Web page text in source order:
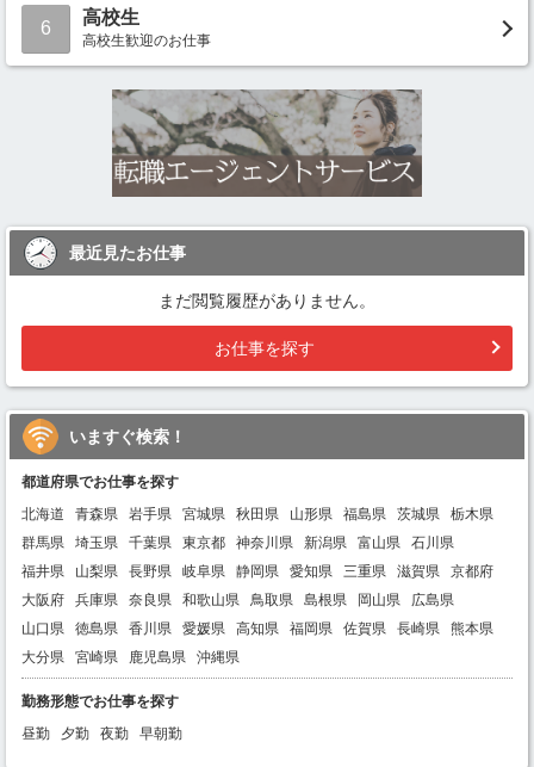
6
高校生
高校生歓迎のお仕事
最近見たお仕事
まだ閲覧履歴がありません。
お仕事を探す
いますぐ検索！
都道府県でお仕事を探す
北海道
青森県 岩手県 宮城県 秋田県 山形県 福島県 茨城県
栃木県
群馬県
埼玉県 千葉県 東京都 神奈川県 新潟県 富山県
石川県
福井県
山梨県 長野県 岐阜県 静岡県 愛知県 三重県 滋賀県
京都府
大阪府
兵庫県 奈良県 和歌山県 鳥取県 島根県 岡山県
広島県
山口県
徳島県 香川県 愛媛県 高知県 福岡県 佐賀県 長崎県
熊本県
大分県
宮崎県 鹿児島県 沖縄県
勤務形態でお仕事を探す
昼勤
夕勤 夜勤 早朝勤